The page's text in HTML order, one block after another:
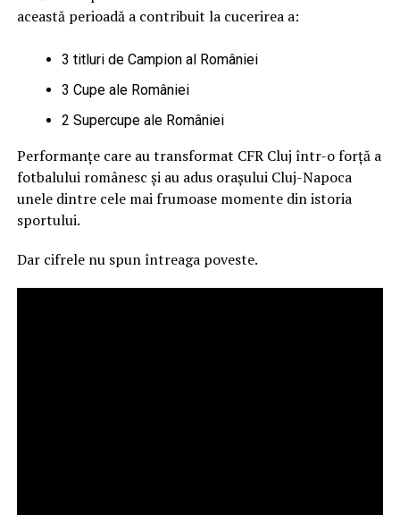
această perioadă a contribuit la cucerirea a:
3 titluri de Campion al României
3 Cupe ale României
2 Supercupe ale României
Performanțe care au transformat CFR Cluj într-o forță a
fotbalului românesc și au adus orașului Cluj-Napoca
unele dintre cele mai frumoase momente din istoria
sportului.
Dar cifrele nu spun întreaga poveste.